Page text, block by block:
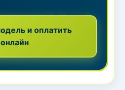
и оплатить
онлайн